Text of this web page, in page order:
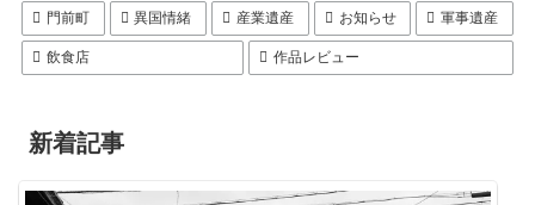
門前町 異国情緒 産業遺産 お知らせ 軍事遺産
飲食店 作品レビュー
新着記事